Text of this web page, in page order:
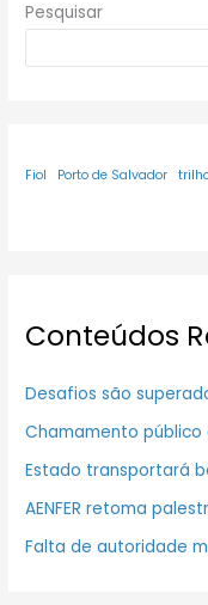
Pesquisar
Fiol Porto de Salvador
Conteúdos
Desafios são
Chamamento público
Estado transportará
AENFER retoma
Falta de autoridade